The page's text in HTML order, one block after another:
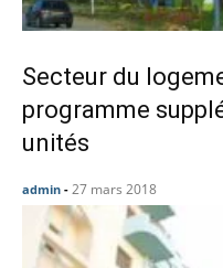
Secteur du
programme
unités
admin - 27 mars 2018